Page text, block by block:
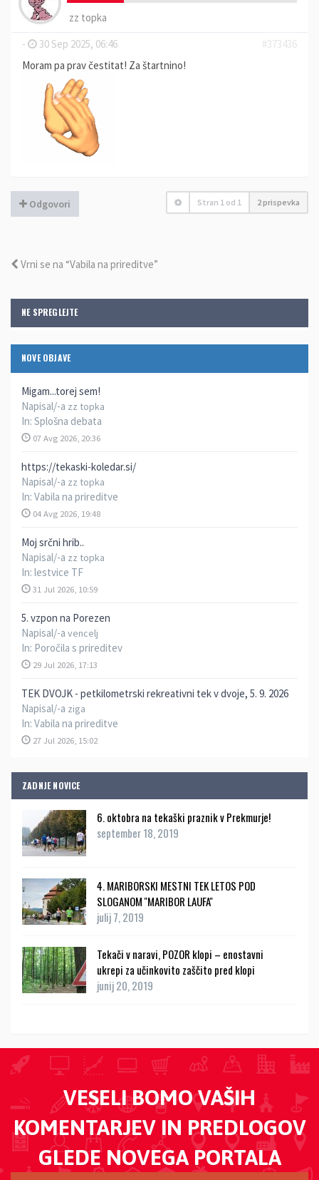
NE SPREGLEJTE
NOVE OBJAVE
Migam...torej sem!
Napisal/-a zz topka
In: Splošna debata
07 Avg 2026, 20:36
https://tekaski-koledar.si/
Napisal/-a zz topka
In: Vabila na prireditve
04 Avg 2026, 19:48
Moj srčni hrib..
Napisal/-a zz topka
In: lestvice TF
31 Jul 2026, 10:59
5. vzpon na Porezen
Napisal/-a vencelj
In: Poročila s prireditev
29 Jul 2026, 17:13
TEK DVOJK - petkilometrski rekreativni tek v dvoje, 5. 9. 2026
Napisal/-a ziga
In: Vabila na prireditve
27 Jul 2026, 15:02
ZADNJE NOVICE
6. oktobra na tekaški praznik v Prekmurje!
september 18, 2019
4. MARIBORSKI MESTNI TEK LETOS POD
SLOGANOM ''MARIBOR LAUFA''
julij 7, 2019
Tekači v naravi, POZOR klopi – enostavni
ukrepi za učinkovito zaščito pred klopi
junij 20, 2019
zz topka
-
30 Sep 2025, 06:46
#373436
Moram pa prav čestitat! Za štartnino!
Odgovori Stran 1 od 1 2 prispevka
Vrni se na “Vabila na prireditve”
VESELI BOMO VAŠIH
KOMENTARJEV IN PREDLOGOV
GLEDE NOVEGA PORTALA